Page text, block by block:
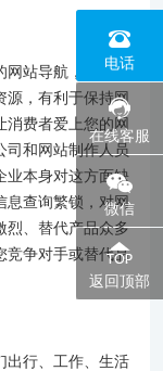
网站导航，能够大
源，有利于保持网
消费者爱上您的网
司和网站制作人员
业本身对这方面缺
息查询繁锁，对网
烈、替代产品众多
竞争对手或替代品
出行、工作、生活
电话
在线客服
微信
返回顶部